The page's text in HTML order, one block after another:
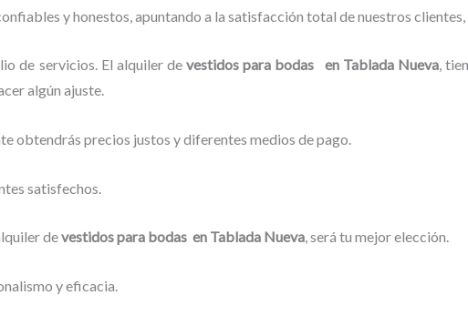
y honestos, apuntando a la satisfacción total de nuestros
de servicios. El alquiler de vestidos para bodas en Tablada Nueva,
algún ajuste.
obtendrás precios justos y diferentes medios de pago.
satisfechos.
devestidos para bodas en Tablada Nueva, será tu mejor elección.
y eficacia.